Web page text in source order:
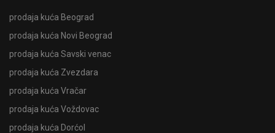
prodaja kuća Beograd
prodaja kuća Novi Beograd
prodaja kuća Savski venac
prodaja kuća Zvezdara
prodaja kuća Vračar
prodaja kuća Voždovac
prodaja kuća Dorćol